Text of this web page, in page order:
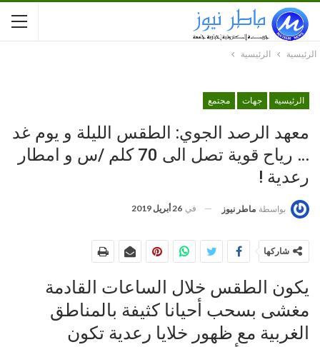
الرئيسية الرئيسية
الرئيسية جهات مجتمع
معهد الرصد الجوي: الطقس الليلة و يوم غد
… رياح قوية تصل الى 70 كلم /س و امطار
رعدية !
بواسطة ماطر نيوز في 26 أبريل 2019
شاركها
يكون الطقس خلال الساعات القادمة
مغشى بسحب أحيانا كثيفة بالمناطق
الغربية مع ظهور خلايا رعدية تكون